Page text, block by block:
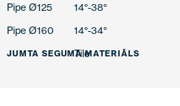
Pipe Ø125
14°-38°
Pipe Ø160
14°-34°
JUMTA SEGUMA MATERIĀLS
Tile